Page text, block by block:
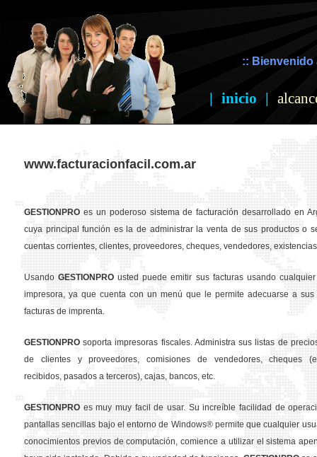
:: Bienvenido
| inicio |
www.facturacionfacil.com.ar
GESTION PRO es un poderoso sistema de facturación desarrollado en
cuya principal función es la de administrar la venta de sus productos o
cuentas corrientes, clientes, proveedores, cheques, vendedores,
Usando GESTION PRO usted puede emitir sus facturas usando
impresora, ya que cuenta con un menú que le permite adecuarse a sus
facturas de imprenta.
GESTION PRO soporta impresoras fiscales. Administra sus listas de
de clientes y proveedores, comisiones de vendedores, cheques
recibidos, pasados a terceros), cajas, bancos, etc.
GESTION PRO es muy muy facil de usar. Su increíble facilidad de
pantallas sencillas bajo el entorno de Windows® permite que cualquier
conocimientos previos de computación, comience a utilizar el sistema